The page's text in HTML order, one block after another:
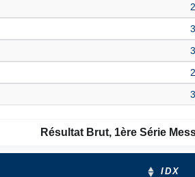
Résultat Brut, 1ère Série
IDX